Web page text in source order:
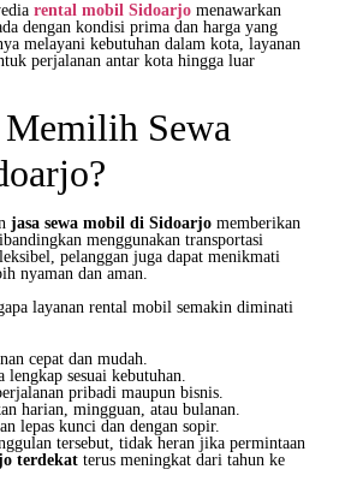
rental mobil Sidoarjo menawarkan
dengan kondisi prima dan harga yang
melayani kebutuhan dalam kota, layanan
perjalanan antar kota hingga luar
Sewa
jasa sewa mobil di Sidoarjo memberikan
menggunakan transportasi
pelanggan juga dapat menikmati
nyaman dan aman.
layanan rental mobil semakin diminati
cepat dan mudah.
lengkap sesuai kebutuhan.
pribadi maupun bisnis.
harian, mingguan, atau bulanan.
lepas kunci dan dengan sopir.
tersebut, tidak heran jika permintaan
terdekat terus meningkat dari tahun ke